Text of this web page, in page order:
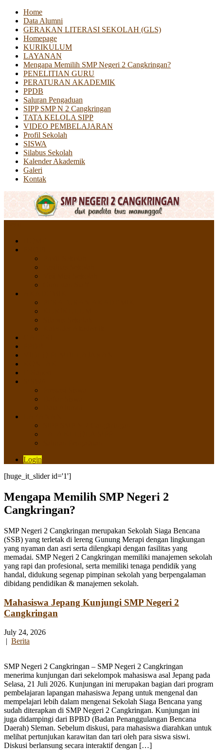
Home
Data Alumni
GERAKAN LITERASI SEKOLAH (GLS)
Homepage
KURIKULUM
LAYANAN
Mengapa Memilih SMP Negeri 2 Cangkringan?
PENELITIAN GURU
PERATURAN AKADEMIK
PPDB
Saluran Pengaduan
SIPP SMP N 2 Cangkringan
TATA KELOLA SIPP
VIDEO PEMBELAJARAN
Profil Sekolah
SISWA
Silabus Sekolah
Kalender Akademik
Galeri
Kontak
Login
[huge_it_slider id='1']
Mengapa Memilih SMP Negeri 2
Cangkringan?
SMP Negeri 2 Cangkringan merupakan Sekolah Siaga Bencana
(SSB) yang terletak di lereng Gunung Merapi dengan lingkungan
yang nyaman dan asri serta dilengkapi dengan fasilitas yang
memadai. SMP Negeri 2 Cangkringan memiliki manajemen sekolah
yang rapi dan profesional, serta memiliki tenaga pendidik yang
handal, didukung segenap pimpinan sekolah yang berpengalaman
dibidang pendidikan & manajemen sekolah.
Mahasiswa Jepang Kunjungi SMP Negeri 2
Cangkringan
July 24, 2026
| Berita
SMP Negeri 2 Cangkringan – SMP Negeri 2 Cangkringan
menerima kunjungan dari sekelompok mahasiswa asal Jepang pada
Selasa, 21 Juli 2026. Kunjungan ini merupakan bagian dari program
pembelajaran lapangan mahasiswa Jepang untuk mengenal dan
mempelajari lebih dalam mengenai Sekolah Siaga Bencana yang
sudah diterapkan di SMP Negeri 2 Cangkringan. Kunjungan ini
juga didampingi dari BPBD (Badan Penanggulangan Bencana
Daerah) Sleman. Sebelum diskusi, para mahasiswa diarahkan untuk
melihat pertunjukan karawitan dan tari oleh para siswa siswi.
Diskusi berlansung secara interaktif dengan […]